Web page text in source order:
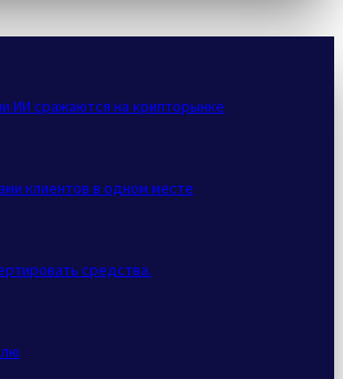
ИИ сражаются на крипторынке
клиентов в одном месте
средства.